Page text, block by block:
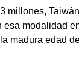
millones,
modalidad
madura edad